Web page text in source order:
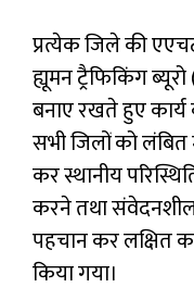
प्रत्येक जिले की
ह्यूमन ट्रैफिकिंग
बनाए रखते हुए
सभी जिलों को लंबित
कर स्थानीय
करने तथा संवेदनशील
पहचान कर लक्षित
किया गया।